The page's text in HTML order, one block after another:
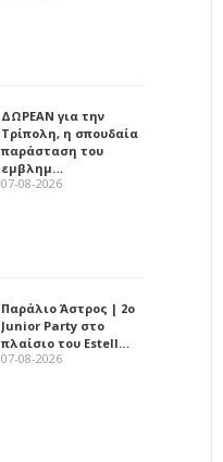
ΔΩΡΕΑΝ για την
Τρίπολη, η σπουδαία
παράσταση του
εμβλημ…
07-08-2026
Παράλιο Άστρος | 2ο
Junior Party στο
πλαίσιο του Estell…
07-08-2026